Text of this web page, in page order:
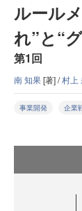
ルール
れ”と“
第1回
南 知果[著] /村上
事業開発 企業